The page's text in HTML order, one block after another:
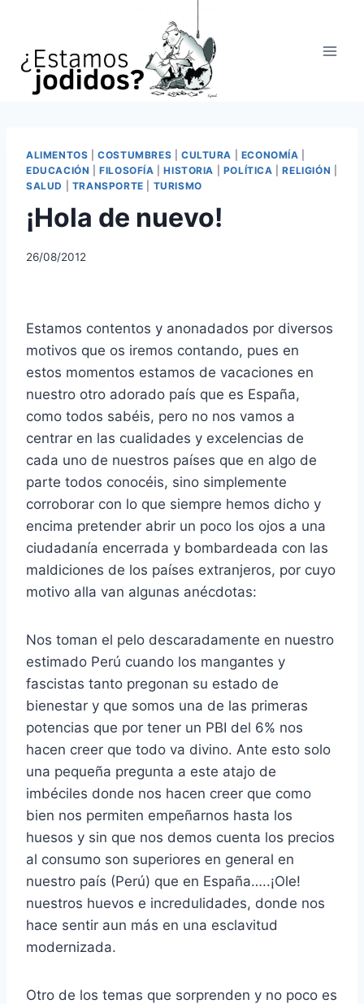
contenido
ALIMENTOS |COSTUMBRES CULTURA ECONOMÍA
EDUCACIÓN |FILOSOFÍA |HISTORIA POLÍTICA |RELIGIÓN
SALUD
TRANSPORTE TURISMO
¡Hola de nuevo!
26/08/2012
Estamos contentos y anonadados por diversos
motivos que os iremos contando, pues en
estos momentos estamos de vacaciones en
nuestro otro adorado país que es España,
como todos sabéis, pero no nos vamos a
centrar en las cualidades y excelencias de
cada uno de nuestros países que en algo de
parte todos conocéis, sino simplemente
corroborar con lo que siempre hemos dicho y
encima pretender abrir un poco los ojos a una
ciudadanía encerrada y bombardeada con las
maldiciones de los países extranjeros, por cuyo
motivo alla van algunas anécdotas:
Nos toman el pelo descaradamente en nuestro
estimado Perú cuando los mangantes y
fascistas tanto pregonan su estado de
bienestar y que somos una de las primeras
potencias que por tener un PBI del 6% nos
hacen creer que todo va divino. Ante esto solo
una pequeña pregunta a este atajo de
imbéciles donde nos hacen creer que como
bien nos permiten empeñarnos hasta los
huesos y sin que nos demos cuenta los precios
al consumo son superiores en general en
nuestro país (Perú) que en España…..¡Ole!
nuestros huevos e incredulidades, donde nos
hace sentir aun más en una esclavitud
modernizada.
Otro de los temas que sorprenden y no poco es